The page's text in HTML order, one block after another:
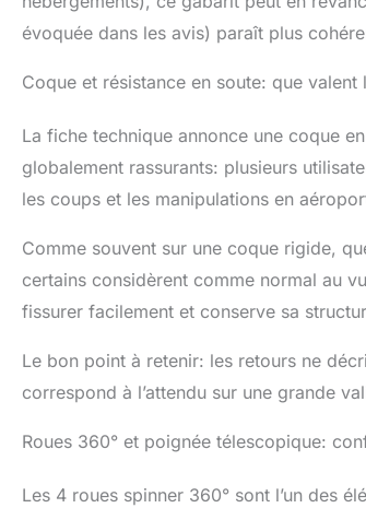
évoquée dans les avis) paraît plus
Coque et résistance en soute: que valent
La fiche technique annonce une coque
globalement rassurants: plusieurs
les coups et les manipulations en
Comme souvent sur une coque rigide,
certains considèrent comme normal au
fissurer facilement et conserve sa
Le bon point à retenir: les retours ne
correspond à l’attendu sur une grande
Roues 360° et poignée télescopique:
Les 4 roues spinner 360° sont l’un des